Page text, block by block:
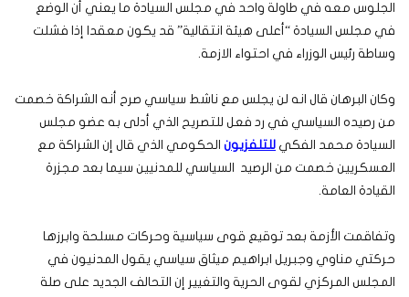
الجلوس معه في طاولة واحد في مجلس السيادة ما يعني أن الوضع
في مجلس السيادة “أعلى هيئة انتقالية” قد يكون معقدا إذا فشلت
وساطة رئيس الوزراء في احتواء الازمة.
وكان البرهان قال انه لن يجلس مع ناشط سياسي صرح أنه الشراكة خصمت
من رصيده السياسي في رد فعل للتصريح الذي أدلى به عضو مجلس
السيادة محمد الفكي للتلفزيون الحكومي الذي قال إن الشراكة مع
العسكريين خصمت من الرصيد السياسي للمدنيين سيما بعد مجزرة
القيادة العامة.
وتفاقمت الأزمة بعد توقيع قوى سياسية وحركات مسلحة وابرزها
حركتي مناوي وجبريل ابراهيم ميثاق سياسي يقول المدنيون في
المجلس المركزي لقوى الحرية والتغيير إن التحالف الجديد على صلة